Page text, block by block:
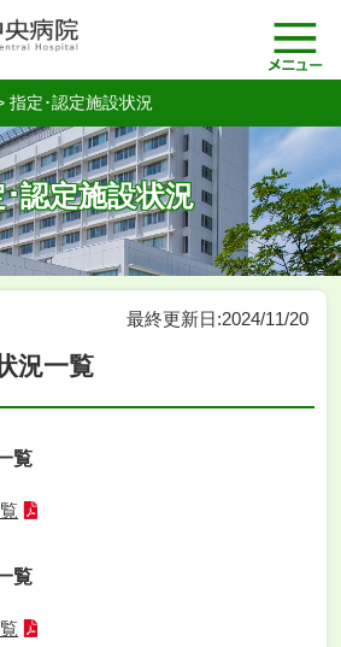
指定･認定施設状況
認定施設状況
最終更新日:2024/11/20
況一覧
覧
覧